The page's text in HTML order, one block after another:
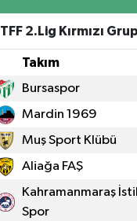
TFF 2.Lig Kırmızı Grup
Takım
Bursaspor
Mardin 1969
Muş Sport Klübü
Aliağa FAŞ
Kahramanmaraş
Spor